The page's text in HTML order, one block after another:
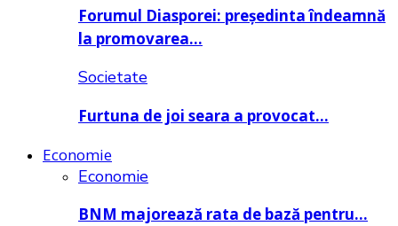
Forumul Diasporei: președinta îndeamnă
la promovarea…
Societate
Furtuna de joi seara a provocat…
Economie
Economie
BNM majorează rata de bază pentru…